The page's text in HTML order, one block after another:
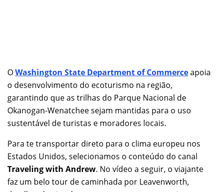
OWashington State Department of Commerceapoia
o desenvolvimento do ecoturismo na região,
garantindo que as trilhas do Parque Nacional de
Okanogan-Wenatchee sejam mantidas para o uso
sustentável de turistas e moradores locais.
Para te transportar direto para o clima europeu nos
Estados Unidos, selecionamos o conteúdo do canal
Traveling with Andrew. No vídeo a seguir, o viajante
faz um belo tour de caminhada por Leavenworth,